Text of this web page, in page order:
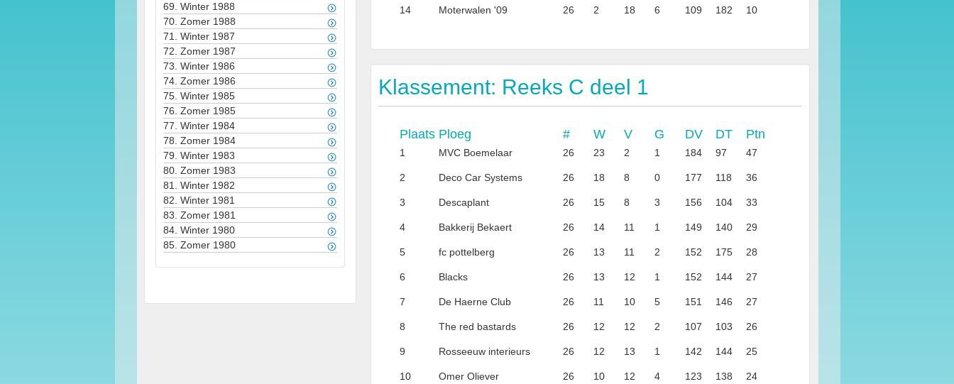
69. Winter 1988
70. Zomer 1988
71. Winter 1987
72. Zomer 1987
73. Winter 1986
74. Zomer 1986
75. Winter 1985
76. Zomer 1985
77. Winter 1984
78. Zomer 1984
79. Winter 1983
80. Zomer 1983
81. Winter 1982
82. Winter 1981
83. Zomer 1981
84. Winter 1980
85. Zomer 1980
14 Moterwalen '09 26 2 18 6 109 182 10
Klassement: Reeks C deel 1
Plaats Ploeg # W V G DV DT Ptn
1 MVC Boemelaar 26 23 2 1 184 97 47
2 Deco Car Systems 26 18 8 0 177 118 36
3 Descaplant 26 15 8 3 156 104 33
4 Bakkerij Bekaert 26 14 11 1 149 140 29
5 fc pottelberg 26 13 11 2 152 175 28
6 Blacks 26 13 12 1 152 144 27
7 De Haerne Club 26 11 10 5 151 146 27
8 The red bastards 26 12 12 2 107 103 26
9 Rosseeuw interieurs 26 12 13 1 142 144 25
10 Omer Oliever 26 10 12 4 123 138 24